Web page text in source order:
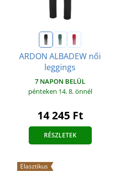
ARDON ALBADEW női
leggings
7 NAPON BELÜL
pénteken 14. 8.önnél
14 245 Ft
RÉSZLETEK
Elasztikus